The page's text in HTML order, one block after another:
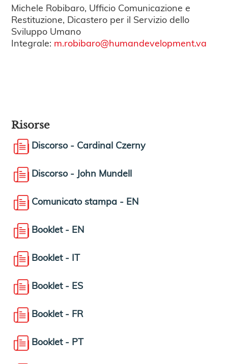
Michele Robibaro, Ufficio Comunicazione e
Restituzione, Dicastero per il Servizio dello
Sviluppo Umano
Integrale: m.robibaro@humandevelopment.va
Risorse
Discorso - Cardinal Czerny
Discorso - John Mundell
Comunicato stampa - EN
Booklet - EN
Booklet - IT
Booklet - ES
Booklet - FR
Booklet - PT